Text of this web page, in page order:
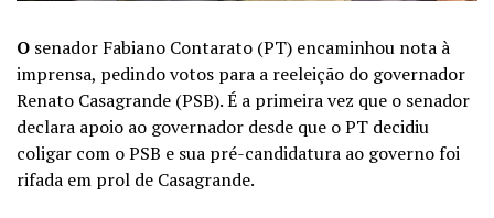
O senador Fabiano Contarato (PT) encaminhou nota à
imprensa, pedindo votos para a reeleição do governador
Renato Casagrande (PSB). É a primeira vez que o senador
declara apoio ao governador desde que o PT decidiu
coligar com o PSB e sua pré-candidatura ao governo foi
rifada em prol de Casagrande.